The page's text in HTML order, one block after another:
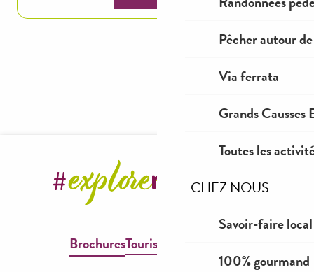
Pêcher autour
Via ferrata
Grands Causses
Toutes les
CHEZ NOUS
Savoir-faire local
100% gourmand
BrochuresTourisme & Handicap